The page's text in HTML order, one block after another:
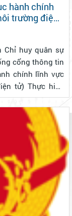
hành chính
trường điện
Bộ Quốc
Chỉ huy quân sự
cổng thông tin
chính lĩnh vực
hiện
của Bộ Quốc